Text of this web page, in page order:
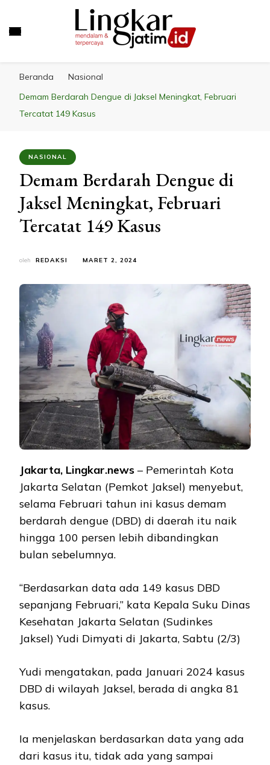
Beranda
Nasional
Demam Berdarah Dengue di Jaksel Meningkat, Februari
Tercatat 149 Kasus
NASIONAL
Demam Berdarah Dengue di
Jaksel Meningkat, Februari
Tercatat 149 Kasus
oleh REDAKSI MARET 2, 2024
Jakarta, Lingkar.news – Pemerintah Kota
Jakarta Selatan (Pemkot Jaksel) menyebut,
selama Februari tahun ini kasus demam
berdarah dengue (DBD) di daerah itu naik
hingga 100 persen lebih dibandingkan
bulan sebelumnya.
“Berdasarkan data ada 149 kasus DBD
sepanjang Februari,” kata Kepala Suku Dinas
Kesehatan Jakarta Selatan (Sudinkes
Jaksel) Yudi Dimyati di Jakarta, Sabtu (2/3)
Yudi mengatakan, pada Januari 2024 kasus
DBD di wilayah Jaksel, berada di angka 81
kasus.
Ia menjelaskan berdasarkan data yang ada
dari kasus itu, tidak ada yang sampai